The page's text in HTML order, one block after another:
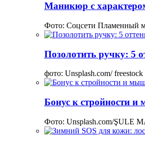
Маникюр с
Фото: Соцсети Пламенный
Позолотить ручку: 5
фото: Unsplash.com/
Бонус к стройности и
Фото: Unsplash.com/ŞULE